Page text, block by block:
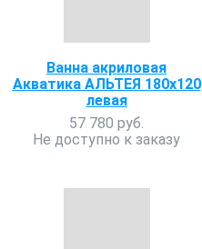
Ванна акриловая
Акватика АЛЬТЕЯ 180x120
левая
57 780 руб.
Не доступно к заказу